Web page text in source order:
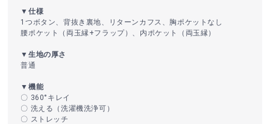
▼仕様
1つボタン、背抜き裏地、リターンカフス、胸ポケットなし
腰ポケット（両玉縁+フラップ）、内ポケット（両玉縁）
▼生地の厚さ
普通
▼機能
〇 360°キレイ
〇 洗える（洗濯機洗浄可）
〇 ストレッチ